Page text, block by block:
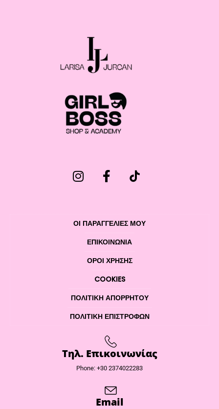
ΟΙ ΠΑΡΑΓΓΕΛΙΕΣ ΜΟΥ
ΕΠΙΚΟΙΝΩΝΊΑ
ΌΡΟΙ ΧΡΉΣΗΣ
COOKIES
ΠΟΛΙΤΙΚΉ ΑΠΟΡΡΉΤΟΥ
ΠΟΛΙΤΙΚΉ ΕΠΙΣΤΡΟΦΏΝ
Τηλ. Επικοινωνίας
Phone: +30 2374022283
Email